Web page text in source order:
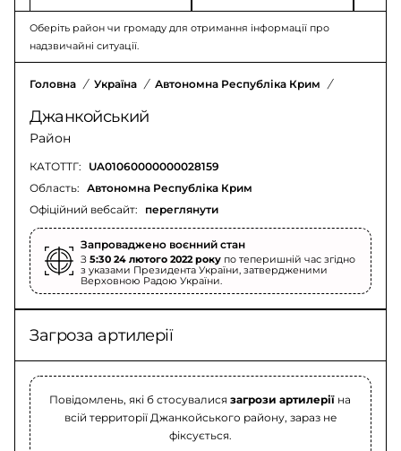
Оберіть район чи громаду для отримання інформації про
надзвичайні ситуації.
Головна / Україна / Автономна Республіка Крим /
Джанкойський
Район
КАТОТТГ: UA01060000000028159
Офіційний вебсайт: переглянути
Область: Автономна Республіка Крим
Запроваджено воєнний стан
З 5:30 24 лютого 2022 року по теперишній час згідно
з указами Президента України, затвердженими
Верховною Радою України.
Загроза артилерії
Повідомлень, які б стосувалисязагрози артилерії на
всій территорії Джанкойського району, зараз не
фіксується.